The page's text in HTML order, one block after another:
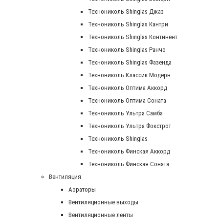
Технониколь Shinglas Джаз
Технониколь Shinglas Кантри
Технониколь Shinglas Континент
Технониколь Shinglas Ранчо
Технониколь Shinglas Фазенда
Технониколь Классик Модерн
Технониколь Оптима Аккорд
Технониколь Оптима Соната
Технониколь Ультра Самба
Технониколь Ультра Фокстрот
Технониколь Shinglas
Технониколь Финская Аккорд
Технониколь Финская Соната
Вентиляция
Аэраторы
Вентиляционные выходы
Вентиляционные ленты